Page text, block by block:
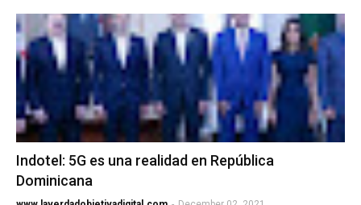
Indotel: 5G es una realidad en República
Dominicana